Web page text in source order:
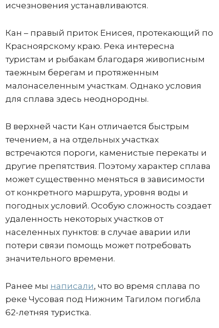
исчезновения устанавливаются.
Кан – правый приток Енисея, протекающий по
Красноярскому краю. Река интересна
туристам и рыбакам благодаря живописным
таежным берегам и протяженным
малонаселенным участкам. Однако условия
для сплава здесь неоднородны.
В верхней части Кан отличается быстрым
течением, а на отдельных участках
встречаются пороги, каменистые перекаты и
другие препятствия. Поэтому характер сплава
может существенно меняться в зависимости
от конкретного маршрута, уровня воды и
погодных условий. Особую сложность создает
удаленность некоторых участков от
населенных пунктов: в случае аварии или
потери связи помощь может потребовать
значительного времени.
Ранее мы написали, что во время сплава по
реке Чусовая под Нижним Тагилом погибла
62-летняя туристка.